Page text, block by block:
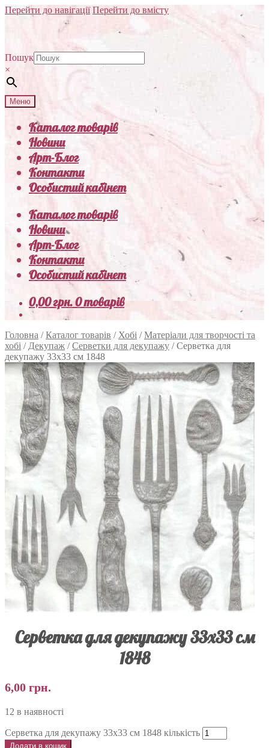
Перейти до навігації Перейти до вмісту
Пошук
×
Меню
Каталог товарів
Новини
Арт-Блог
Контакти
Особистий кабінет
Каталог товарів
Новини
Арт-Блог
Контакти
Особистий кабінет
0,00грн.0 товарів
Головна /Каталог товарів / Хобі /Матеріали для творчості та
хобі / Декупаж /Серветки для декупажу /Серветка для
декупажу 33х33 см 1848
Серветка для декупажу 33х33 см
1848
6,00 грн.
12 в наявності
Серветка для декупажу 33х33 см 1848 кількість
Додати в кошик